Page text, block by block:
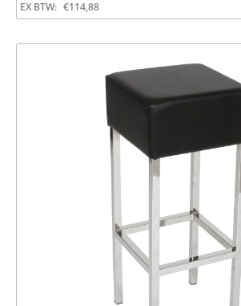
EX BTW: €114,88